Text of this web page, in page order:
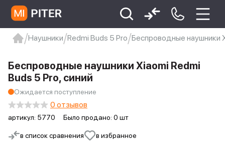
Xiaomi 9 про
xiaomi redmi 12c
Наушники Redmi Buds 5 Pro Беспроводные наушники
в список сравнения в избранное
Беспроводные наушники Xiaomi Redmi
Buds 5 Pro, синий
Ожидается поступление
артикул: 5770 Было продано: 0 шт
0 отзывов